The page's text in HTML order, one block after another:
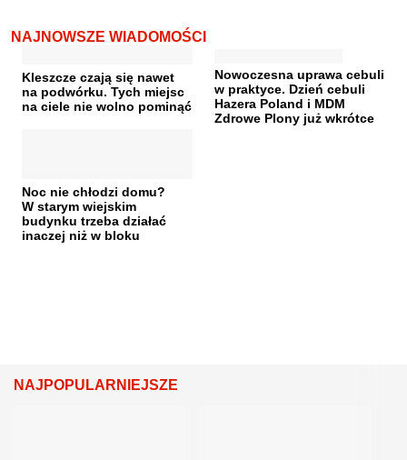
NAJNOWSZE WIADOMOŚCI
Kleszcze czają się nawet
na podwórku. Tych miejsc
na ciele nie wolno pominąć
Nowoczesna uprawa cebuli
w praktyce. Dzień cebuli
Hazera Poland i MDM
Zdrowe Plony już wkrótce
Noc nie chłodzi domu?
W starym wiejskim
budynku trzeba działać
inaczej niż w bloku
NAJPOPULARNIEJSZE